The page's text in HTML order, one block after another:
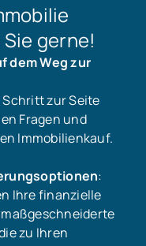
gerne!
dem Weg zur
zur Seite
Fragen und
Immobilienkauf.
:
Ihre finanzielle
zu Ihren